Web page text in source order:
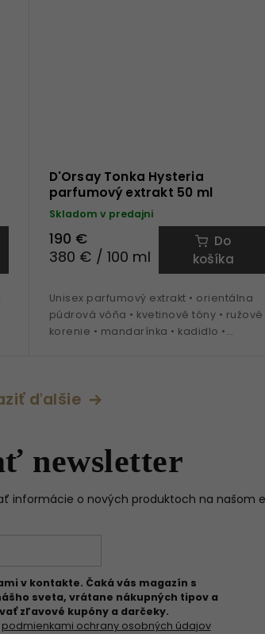
D'Orsay Tonka Hysteria
parfumový extrakt 50 ml
Skladom v predajni
190 €
380 € / 100 ml
Do
košíka
Unisex parfumový extrakt • orientálna
púdrová vôňa • kvetinové tóny • ružové
korenie • mandarínka • kadidlo •
ďalšie
newsletter
informácie o nových produktoch na našom
v kontakte. Čaká vás magazín s
sveta, vrátane nákupných tipov a
zľavové kupóny a darčeky.
podmienkami ochrany osobných údajov